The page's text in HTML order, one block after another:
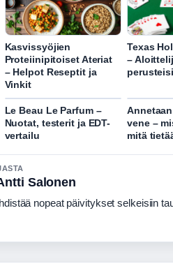
Kasvissyöjien
Proteiinipitoiset Ateriat
– Helpot Reseptit ja
Vinkit
Texas
–
Le Beau Le Parfum –
Nuotat, testerit ja EDT-
vertailu
vene –
mitä
Salonen
nopeat päivitykset selkeisiin